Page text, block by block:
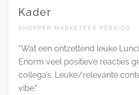
Kader
SHOPPER MARKETEER PERRIGO
"Wat een ontzettend leuke
Enorm veel positieve reacties
collega’s. Leuke/relevante
vibe."